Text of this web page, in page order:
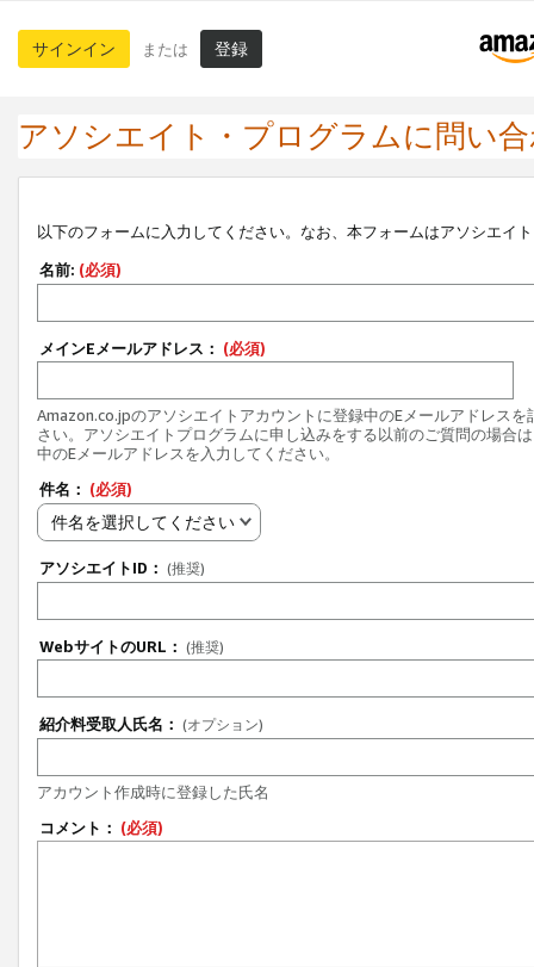
サインイン または 登録
アソシエイト・プログラムに問い
以下のフォームに入力してください。なお、本フォームはアソシエイ
名前: (必須)
メインEメールアドレス： (必須)
Amazon.co.jpのアソシエイトアカウントに登録中のEメールアドレスを
さい。アソシエイトプログラムに申し込みをする以前のご質問の場合
中のEメールアドレスを入力してください。
件名： (必須)
件名を選択してください
アソシエイトID： (推奨)
WebサイトのURL： (推奨)
紹介料受取人氏名： (オプション)
アカウント作成時に登録した氏名
コメント： (必須)